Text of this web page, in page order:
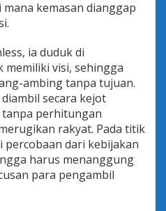
kemasan dianggap
ia duduk di
memiliki visi, sehingga
ambing tanpa tujuan.
secara kejot
perhitungan
rakyat. Pada titik
percobaan dari kebijakan
harus menanggung
para pengambil